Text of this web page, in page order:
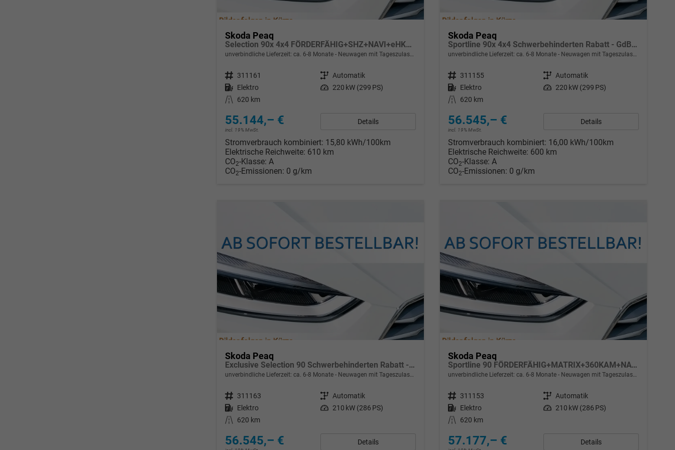
Skoda Peaq
Selection 90x 4x4 FÖRDERFÄHIG+SHZ+NAVI+eHK+KESSY+pACC+KAMERA+19" ALU+LED+KLIMA
unverbindliche Lieferzeit: ca. 6-8 Monate Neuwagen mit Tageszulassung
Fahrzeugnr. 311161 Getriebe Automatik
Kraftstoff Elektro Leistung 220 kW (299 PS)
Kilometerstand
620 km
55.144,– €
incl. 19% MwSt.
Details
Stromverbrauch kombiniert: 15,80 kWh/100km
Elektrische Reichweite: 610 km
CO2-Klasse: A
CO2-Emissionen: 0 g/km
Skoda Peaq
Sportline 90x 4x4 Schwerbehinderten Rabatt - GdB 50% FÖRDERFÄHIG
unverbindliche Lieferzeit: ca. 6-8 Monate Neuwagen mit Tageszulassung
Fahrzeugnr. 311155 Getriebe Automatik
Kraftstoff Elektro Leistung 220 kW (299 PS)
Kilometerstand
620 km
56.545,– €
incl. 19% MwSt.
Details
Stromverbrauch kombiniert: 16,00 kWh/100km
Elektrische Reichweite: 600 km
CO2-Klasse: A
CO2-Emissionen: 0 g/km
Skoda Peaq
Exclusive Selection 90 Schwerbehinderten Rabatt - GdB 50% FÖRDERFÄHIG
unverbindliche Lieferzeit: ca. 6-8 Monate Neuwagen mit Tageszulassung
Fahrzeugnr. 311163 Getriebe Automatik
Kraftstoff Elektro Leistung 210 kW (286 PS)
Kilometerstand
620 km
56.545,– € Details
Skoda Peaq
Sportline 90 FÖRDERFÄHIG+MATRIX+360KAM+NAVI+KESSY+pACC+eHK+20" ALU
unverbindliche Lieferzeit: ca. 6-8 Monate Neuwagen mit Tageszulassung
Fahrzeugnr. 311153 Getriebe Automatik
Kraftstoff Elektro Leistung 210 kW (286 PS)
Kilometerstand
620 km
57.177,– € Details